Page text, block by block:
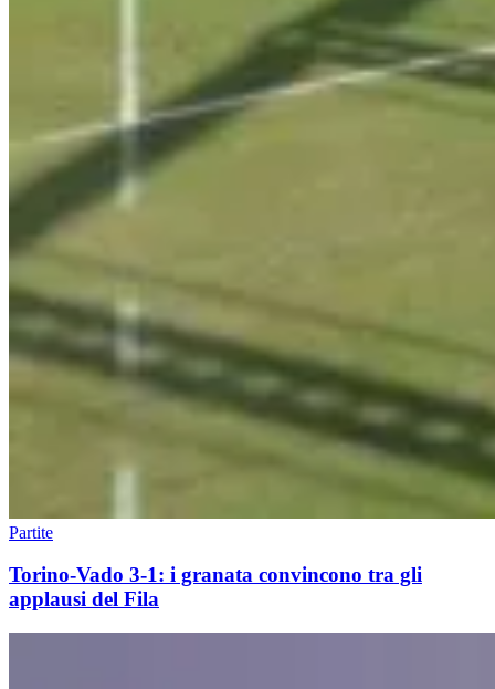
Partite
Torino-Vado 3-1: i granata convincono tra gli
applausi del Fila